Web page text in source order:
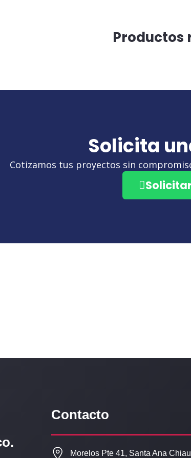
Productos
Solicita
Cotizamos tus proyectos sin
Contacto
Morelos Pte 41, Santa Ana